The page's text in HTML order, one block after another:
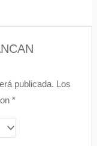
publicada. Los
*